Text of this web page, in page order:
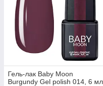
Гель-лак Baby Moon
Burgundy Gel polish 014, 6 мл